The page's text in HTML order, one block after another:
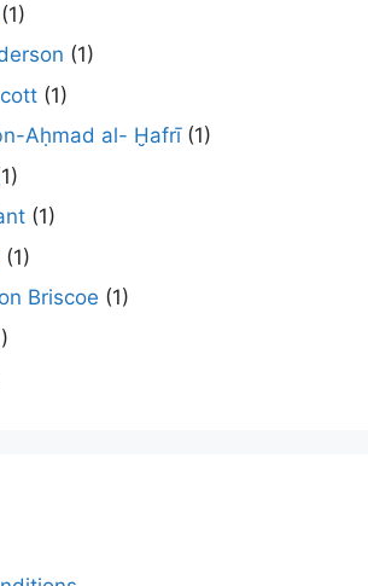
(1)
(1)
(1)
Aḥmad al- Ḫafrī(1)
(1)
(1)
Briscoe (1)